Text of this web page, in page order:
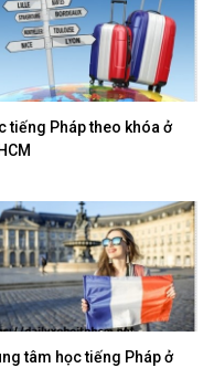
tiếng Pháp theo khóa ở
tâm học tiếng Pháp ở